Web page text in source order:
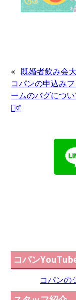
« 既婚者飲み会
コパンの申込みフ
ームのバグについ
🙇‍♂️
コパン
コパンの